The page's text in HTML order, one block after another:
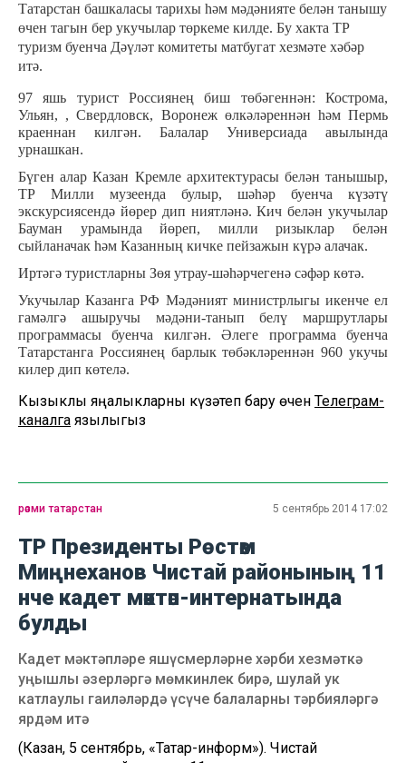
Татарстан башкаласы тарихы һәм мәдәнияте белән танышу
өчен тагын бер укучылар төркеме килде. Бу хакта ТР
туризм буенча Дәүләт комитеты матбугат хезмәте хәбәр
итә.
97 яшь турист Россиянең биш төбәгеннән: Кострома,
Ульян, , Свердловск, Воронеж өлкәләреннән һәм Пермь
краеннан килгән. Балалар Универсиада авылында
урнашкан.
Бүген алар Казан Кремле архитектурасы белән танышыр,
ТР Милли музеенда булыр, шәһәр буенча күзәтү
экскурсиясендә йөрер дип ниятләнә. Кич белән укучылар
Бауман урамында йөреп, милли ризыклар белән
сыйланачак һәм Казанның кичке пейзажын күрә алачак.
Иртәгә туристларны Зөя утрау-шәһәрчегенә сәфәр көтә.
Укучылар Казанга РФ Мәдәният министрлыгы икенче ел
гамәлгә ашыручы мәдәни-танып белү маршрутлары
программасы буенча килгән. Әлеге программа буенча
Татарстанга Россиянең барлык төбәкләреннән 960 укучы
килер дип көтелә.
Кызыклы яңалыкларны күзәтеп бару өчен Телеграм-
каналга язылыгыз
рәсми татарстан 5 сентябрь 2014 17:02
ТР Президенты Рөстәм
Миңнеханов Чистай районының 11
нче кадет мәктәп-интернатында
булды
Кадет мәктәпләре яшүсмерләрне хәрби хезмәткә
уңышлы әзерләргә мөмкинлек бирә, шулай ук
катлаулы гаиләләрдә үсүче балаларны тәрбияләргә
ярдәм итә
(Казан, 5 сентябрь, «Татар-информ»). Чистай